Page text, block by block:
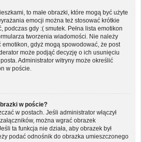
to małe obrazki, które mogą być użyte
emocji można też stosować krótkie
podczas gdy :( smutek. Pełna lista emotikon
tworzenia wiadomości. Nie należy
gdyż mogą spowodować, że post
może podjąć decyzję o ich usunięciu
Administrator witryny może określić
w poście.
w poście?
w postach. Jeśli administrator włączył
można wgrać obrazek
ta funkcja nie działa, aby obrazek był
podać odnośnik do obrazka umieszczonego